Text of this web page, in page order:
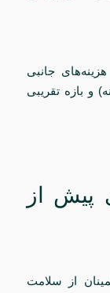
جانبی
و بازه تقریبی
پیش از
از سلامت